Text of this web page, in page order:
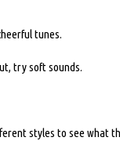
tunes.
try soft sounds.
styles to see what